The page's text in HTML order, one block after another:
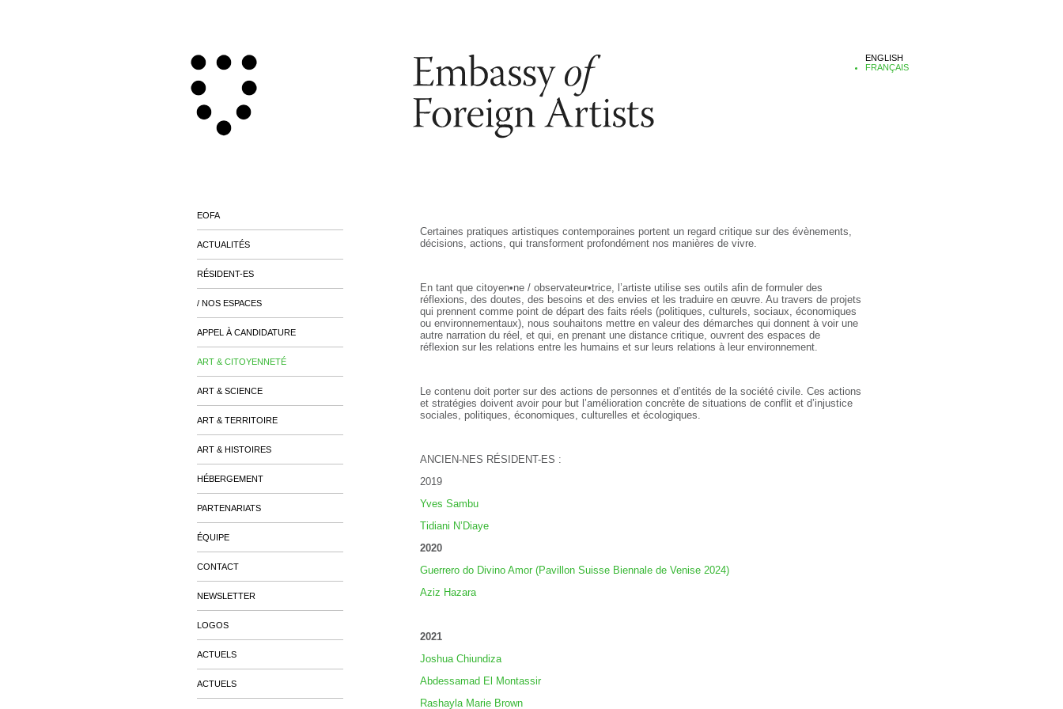
ENGLISH
FRANÇAIS
Certaines pratiques artistiques contemporaines portent un regard critique sur des évènements,
décisions, actions, qui transforment profondément nos manières de vivre.
En tant que citoyen•ne / observateur•trice, l’artiste utilise ses outils afin de formuler des
réflexions, des doutes, des besoins et des envies et les traduire en œuvre. Au travers de projets
qui prennent comme point de départ des faits réels (politiques, culturels, sociaux, économiques
ou environnementaux), nous souhaitons mettre en valeur des démarches qui donnent à voir une
autre narration du réel, et qui, en prenant une distance critique, ouvrent des espaces de
réflexion sur les relations entre les humains et sur leurs relations à leur environnement.
Le contenu doit porter sur des actions de personnes et d’entités de la société civile. Ces actions
et stratégies doivent avoir pour but l’amélioration concrète de situations de conflit et d’injustice
sociales, politiques, économiques, culturelles et écologiques.
ANCIEN-NES RÉSIDENT-ES :
2019
Yves Sambu
Tidiani N’Diaye
2020
Guerrero do Divino Amor (Pavillon Suisse Biennale de Venise 2024)
Aziz Hazara
2021
Joshua Chiundiza
Abdessamad El Montassir
Rashayla Marie Brown
EOFA
ACTUALITÉS
RÉSIDENT-ES
/ NOS ESPACES
APPEL À CANDIDATURE
ART & CITOYENNETÉ
ART & SCIENCE
ART & TERRITOIRE
ART & HISTOIRES
HÉBERGEMENT
PARTENARIATS
ÉQUIPE
CONTACT
NEWSLETTER
LOGOS
ACTUELS
ACTUELS